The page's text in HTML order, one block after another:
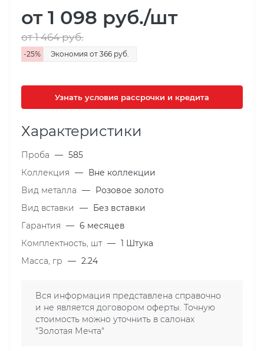
от 1 098 руб./шт
от 1 464руб.
-25% Экономия от 366 руб.
Узнать условия рассрочки и кредита
Характеристики
Проба — 585
Коллекция — Вне коллекции
Вид металла — Розовое золото
Вид вставки
— Без вставки
Гарантия — 6 месяцев
Комплектность, шт — 1 Штука
Масса, гр — 2.24
Вся информация представлена справочно
и не является договором оферты. Точную
стоимость можно уточнить в салонах
"Золотая Мечта"